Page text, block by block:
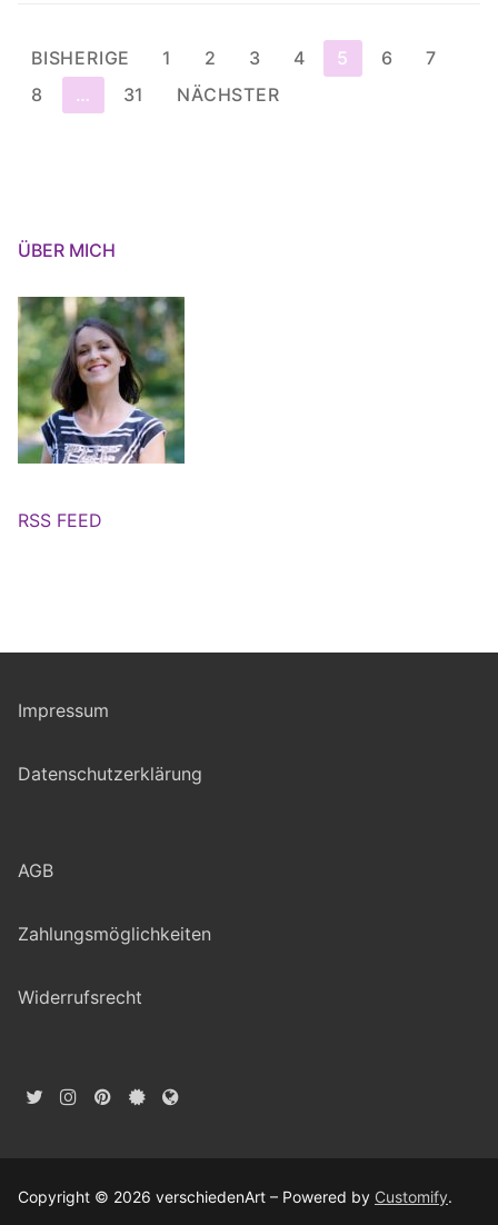
Seitennummerierung
der
Beiträge
BISHERIGE 1 2 3 4 5 6
7
8
… 31 NÄCHSTER
ÜBER MICH
RSS FEED
Impressum
Datenschutzerklärung
AGB
Zahlungsmöglichkeiten
Widerrufsrecht
Copyright © 2026 verschiedenArt – Powered by Customify.